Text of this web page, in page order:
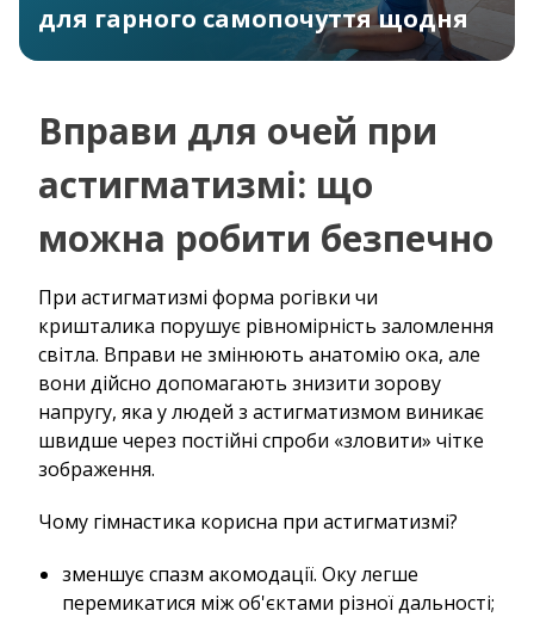
для гарного самопочуття щодня
Вправи для очей при
астигматизмі: що
можна робити безпечно
При астигматизмі форма рогівки чи
кришталика порушує рівномірність заломлення
світла. Вправи не змінюють анатомію ока, але
вони дійсно допомагають знизити зорову
напругу, яка у людей з астигматизмом виникає
швидше через постійні спроби «зловити» чітке
зображення.
Чому гімнастика корисна при астигматизмі?
зменшує спазм акомодації. Оку легше
перемикатися між об'єктами різної дальності;